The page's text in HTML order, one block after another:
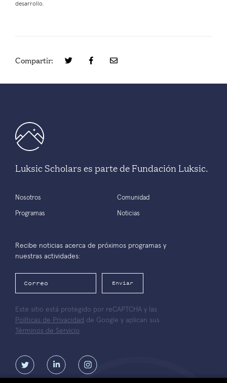
desarrollo.
Compartir:
Luksic Scholars es parte de Fundación Luksic.
Nosotros
Programas
Comunidad
Noticias
Recibe noticias acerca de próximos programas y
nuestras actividades:
Enviar
Este sitio está protegido por reCAPTCHA y las
Políticas de Privacidad de Google y aplican sus
Términos de Servicio .